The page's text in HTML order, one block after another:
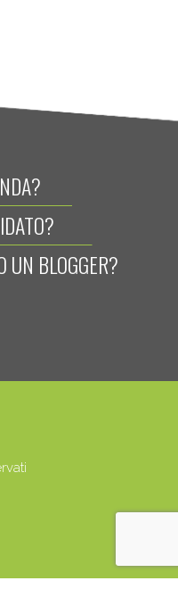
UN BLOGGER?